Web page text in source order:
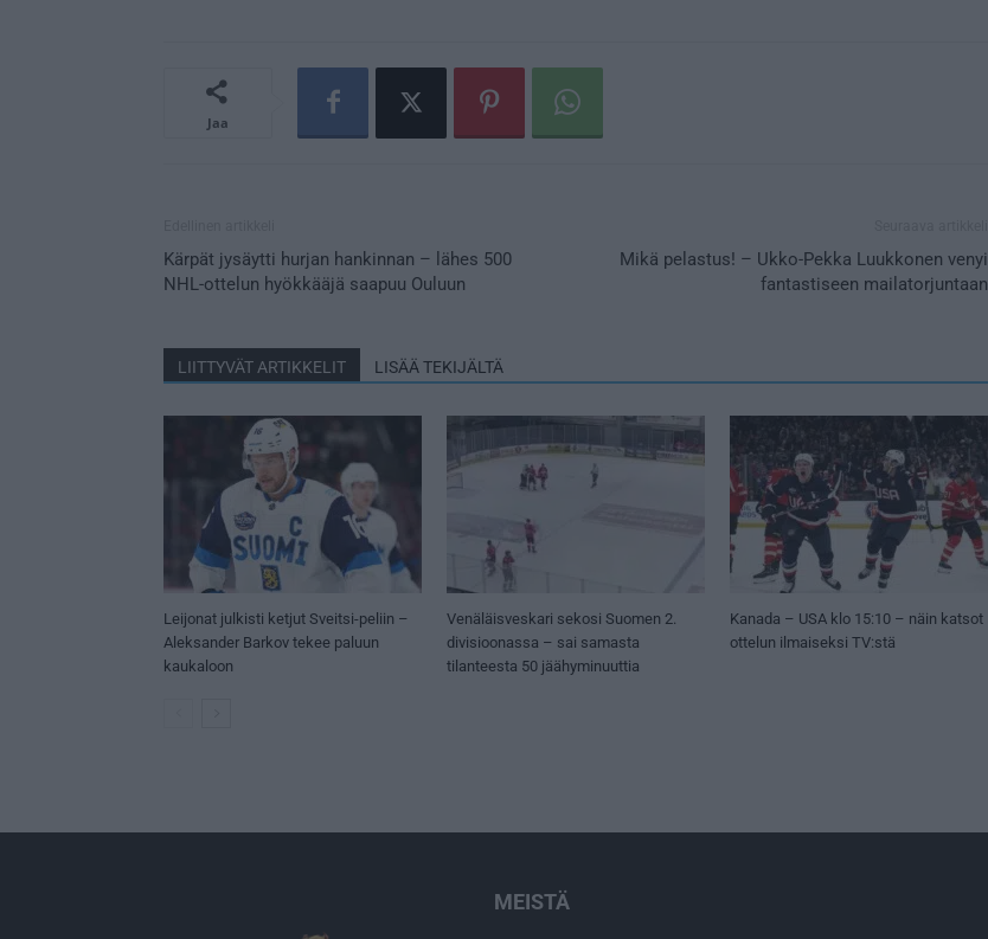
Jaa
Kärpät jysäytti hurjan hankinnan – lähes 500
NHL-ottelun hyökkääjä saapuu Ouluun
Mikä pelastus! – Ukko-Pekka Luukkonen venyi
fantastiseen mailatorjuntaan
LIITTYVÄT ARTIKKELIT LISÄÄ TEKIJÄLTÄ
Leijonat julkisti ketjut Sveitsi-peliin –
Aleksander Barkov tekee paluun
kaukaloon
Venäläisveskari sekosi Suomen 2.
divisioonassa – sai samasta
tilanteesta 50 jäähyminuuttia
Kanada – USA klo 15:10 – näin katsot
ottelun ilmaiseksi TV:stä
MEISTÄ